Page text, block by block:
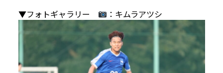
▼フォトギャラリー ：キムラアツシ